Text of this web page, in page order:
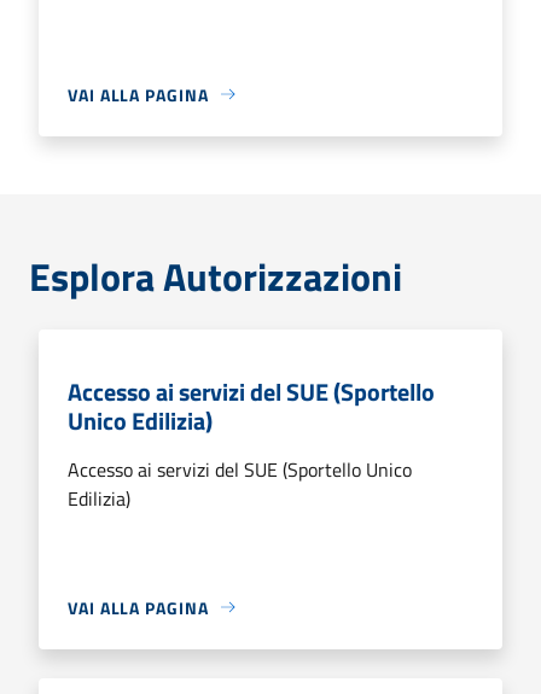
VAI ALLA PAGINA
Esplora Autorizzazioni
Accesso ai servizi del SUE (Sportello
Unico Edilizia)
Accesso ai servizi del SUE (Sportello Unico
Edilizia)
VAI ALLA PAGINA